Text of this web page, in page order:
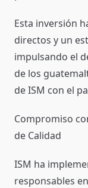
Esta inversión
directos y un
impulsando el
de los
de ISM con el
Compromiso
de Calidad
ISM ha
responsables